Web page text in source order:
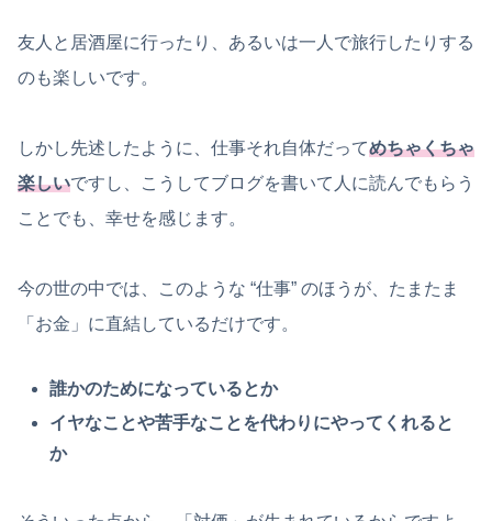
友人と居酒屋に行ったり、あるいは一人で旅行したりする
のも楽しいです。
しかし先述したように、仕事それ自体だってめちゃくちゃ
楽しいですし、こうしてブログを書いて人に読んでもらう
ことでも、幸せを感じます。
今の世の中では、このような “仕事” のほうが、たまたま
「お金」に直結しているだけです。
誰かのためになっているとか
イヤなことや苦手なことを代わりにやってくれると
か